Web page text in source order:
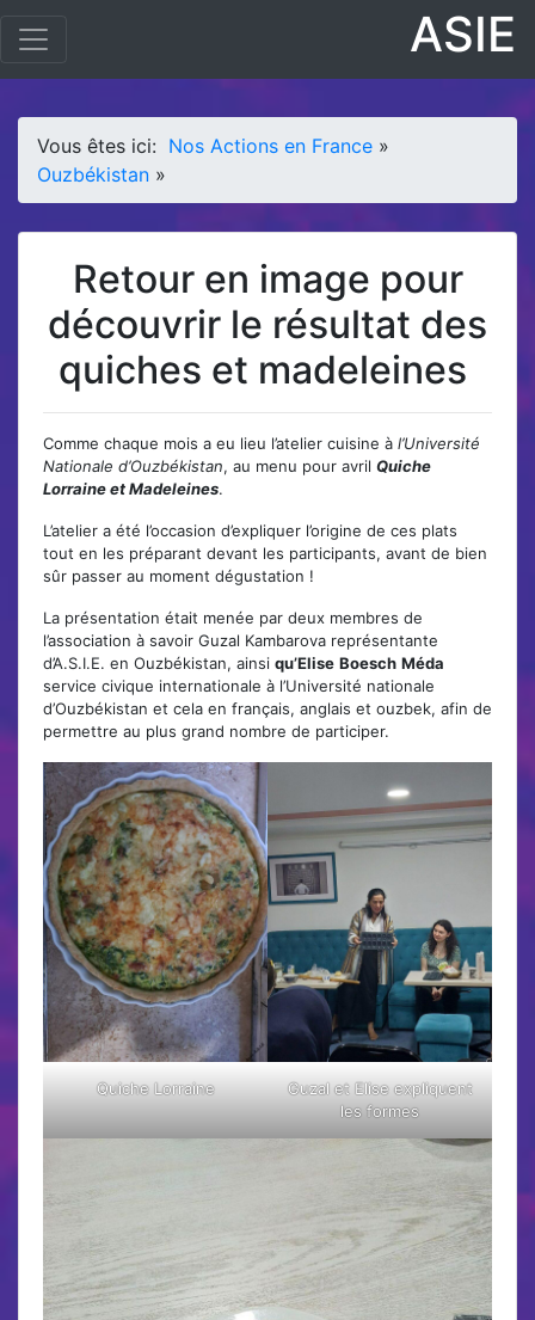
ASIE
Vous êtes ici: Nos Actions en France »
Ouzbékistan »
Retour en image pour
découvrir le résultat des
quiches et madeleines
Comme chaque mois a eu lieu l’atelier cuisine à l’Université
Nationale d’Ouzbékistan, au menu pour avril Quiche
Lorraine et Madeleines.
L’atelier a été l’occasion d’expliquer l’origine de ces plats
tout en les préparant devant les participants, avant de bien
sûr passer au moment dégustation !
La présentation était menée par deux membres de
l’association à savoir Guzal Kambarova représentante
d’A.S.I.E. en Ouzbékistan, ainsi qu’Elise Boesch Méda
service civique internationale à l’Université nationale
d’Ouzbékistan et cela en français, anglais et ouzbek, afin de
permettre au plus grand nombre de participer.
Quiche Lorraine
Guzal et Elise expliquent
les formes